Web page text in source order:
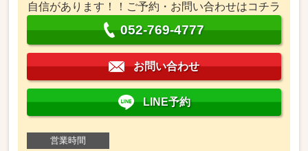
自信があります！！ご予約・お問い合わせはコチラ
052-769-4777
お問い合わせ
LINE予約
営業時間